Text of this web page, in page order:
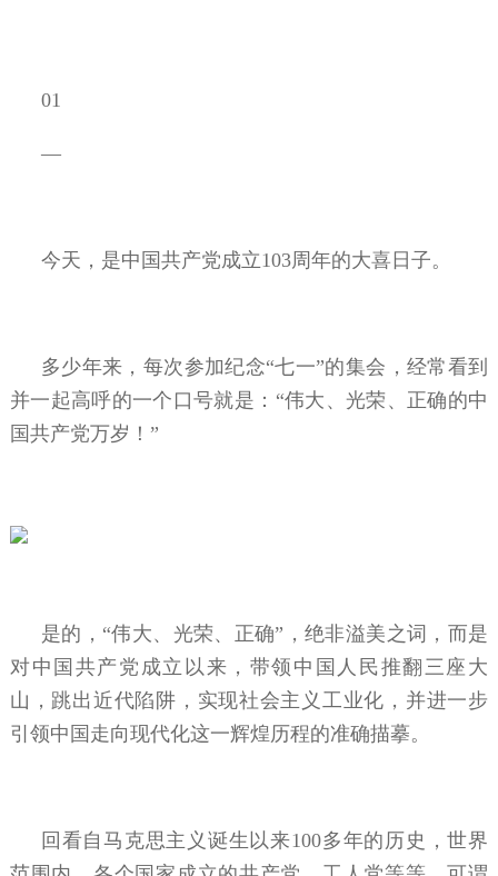
01
—
今天，是中国共产党成立103周年的大喜日子。
多少年来，每次参加纪念“七一”的集会，经常看到
并一起高呼的一个口号就是：“伟大、光荣、正确的中
国共产党万岁！”
是的，“伟大、光荣、正确”，绝非溢美之词，而是
对中国共产党成立以来，带领中国人民推翻三座大
山，跳出近代陷阱，实现社会主义工业化，并进一步
引领中国走向现代化这一辉煌历程的准确描摹。
回看自马克思主义诞生以来100多年的历史，世界